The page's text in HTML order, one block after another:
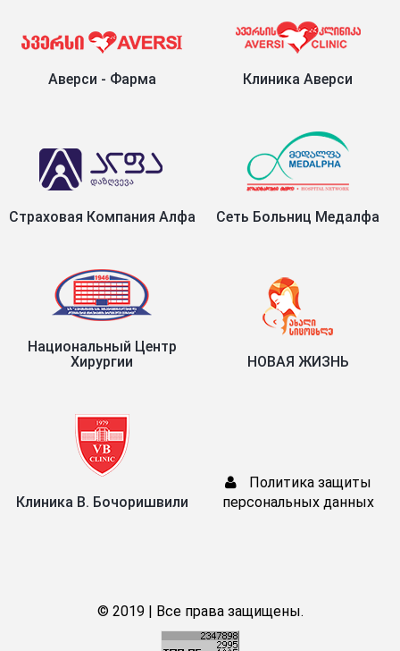
Аверси - Фарма Клиника Аверси
Страховая Компания Алфа Сеть Больниц Медалфа
Национальный Центр
Хирургии
НОВАЯ ЖИЗНЬ
Клиника В. Бочоришвили
Политика защиты
персональных данных
© 2019 | Все права защищены.